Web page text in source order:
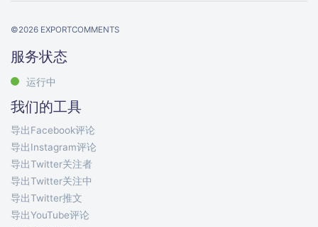
©2026 EXPORTCOMMENTS
服务状态
运行中
我们的工具
导出Facebook评论
导出Instagram评论
导出Twitter关注者
导出Twitter关注中
导出Twitter推文
导出YouTube评论